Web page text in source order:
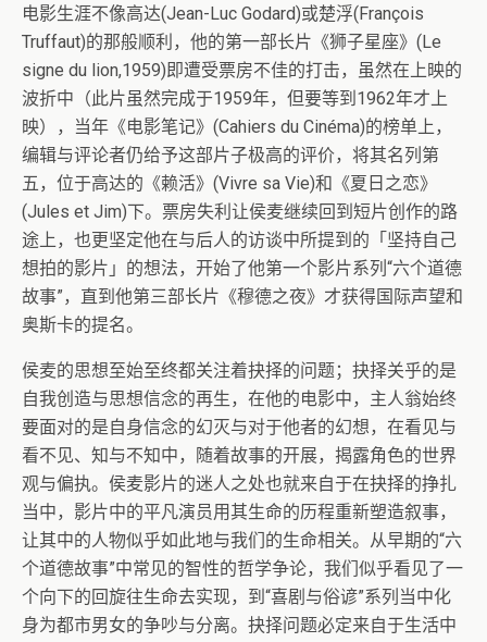
电影生涯不像高达(Jean-Luc Godard)或楚浮(François
Truffaut)的那般顺利，他的第一部长片《狮子星座》(Le
signe du lion,1959)即遭受票房不佳的打击，虽然在上映的
波折中（此片虽然完成于1959年，但要等到1962年才上
映），当年《电影笔记》(Cahiers du Cinéma)的榜单上，
编辑与评论者仍给予这部片子极高的评价，将其名列第
五，位于高达的《赖活》(Vivre sa Vie)和《夏日之恋》
(Jules et Jim)下。票房失利让侯麦继续回到短片创作的路
途上，也更坚定他在与后人的访谈中所提到的「坚持自己
想拍的影片」的想法，开始了他第一个影片系列“六个道德
故事”，直到他第三部长片《穆德之夜》才获得国际声望和
奥斯卡的提名。
侯麦的思想至始至终都关注着抉择的问题；抉择关乎的是
自我创造与思想信念的再生，在他的电影中，主人翁始终
要面对的是自身信念的幻灭与对于他者的幻想，在看见与
看不见、知与不知中，随着故事的开展，揭露角色的世界
观与偏执。侯麦影片的迷人之处也就来自于在抉择的挣扎
当中，影片中的平凡演员用其生命的历程重新塑造叙事，
让其中的人物似乎如此地与我们的生命相关。从早期的“六
个道德故事”中常见的智性的哲学争论，我们似乎看见了一
个向下的回旋往生命去实现，到“喜剧与俗谚”系列当中化
身为都市男女的争吵与分离。抉择问题必定来自于生活中